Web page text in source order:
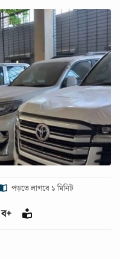
পড়তে লাগবে ১ মিনিট
ব+